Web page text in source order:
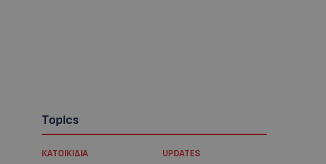
Topics
ΚΑΤΟΙΚΙΔΙΑ UPDATES